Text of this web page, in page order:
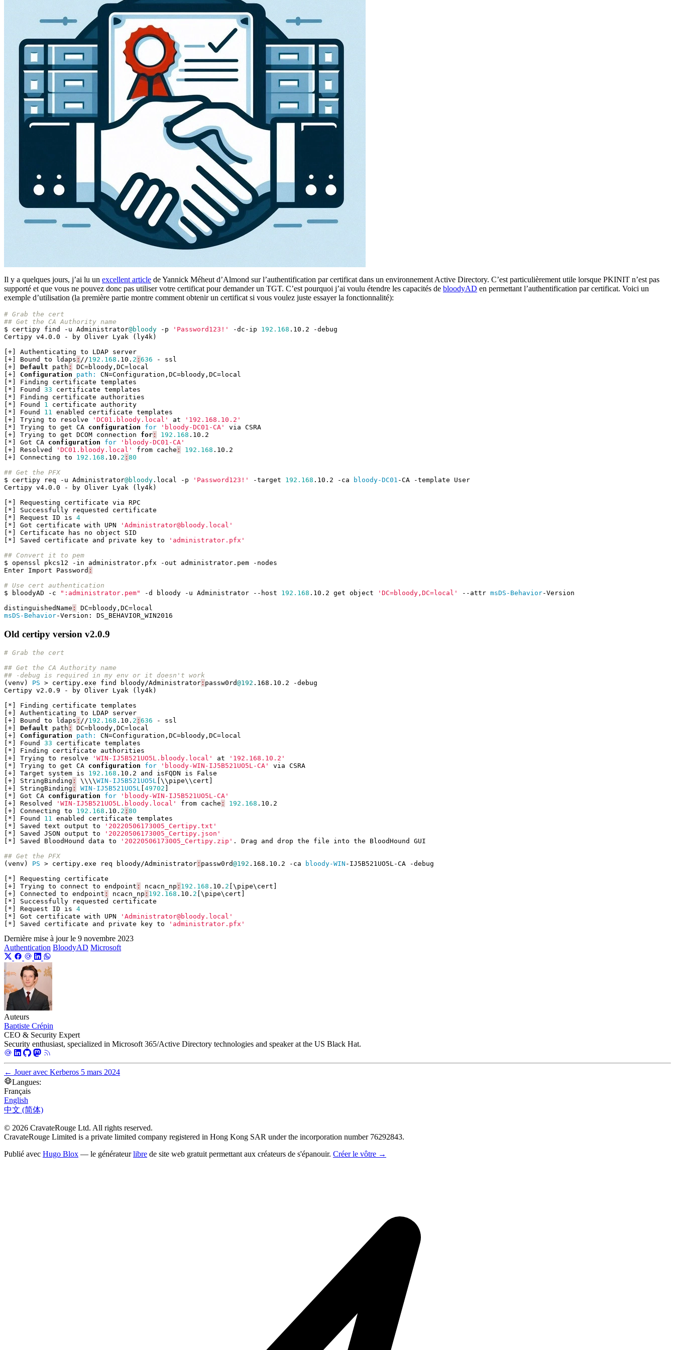
Il y a quelques jours, j’ai lu un excellent article de Yannick Méheut d’Almond sur l’authentification par certificat dans un environnement Active Directory. C’est particulièrement utile lorsque PKINIT n’est pas
supporté et que vous ne pouvez donc pas utiliser votre certificat pour demander un TGT. C’est pourquoi j’ai voulu étendre les capacités de bloodyAD en permettant l’authentification par certificat. Voici un
exemple d’utilisation (la première partie montre comment obtenir un certificat si vous voulez juste essayer la fonctionnalité):
# Grab the cert
## Get the CA Authority name
$
certipy find -u Administrator@bloody -p 'Password123!' -dc-ip 192.168 . 10 . 2
-debug
Certipy v4 . 0 . 0 - by Oliver Lyak ( ly4k )
[+]
Authenticating to LDAP server
[+]
Bound to ldaps : //192.168 . 10 . 2 : 636 -
ssl
[+]
Default path : DC=bloody , DC=local
[+]
Configuration path: CN=Configuration , DC=bloody , DC=local
[*]
Finding certificate templates
[*]
Found 33 certificate templates
[*]
Finding certificate
authorities
[*]
Found 1 certificate
authority
[*]
Found 11 enabled certificate templates
[+]
Trying to resolve 'DC01.bloody.local' at
'192.168.10.2'
[*]
Trying to get CA configuration for 'bloody-DC01-CA' via CSRA
[+]
Trying to get DCOM connection for : 192.168 . 10 . 2
[*]
Got CA configuration for
'bloody-DC01-CA'
[+]
Resolved 'DC01.bloody.local' from cache : 192.168 . 10 . 2
[+]
Connecting to 192.168 . 10 . 2 : 80
## Get the PFX
$
certipy req -u Administrator@bloody . local -p 'Password123!' -target 192.168 . 10 . 2 -ca bloody-DC01 -CA -template
User
Certipy v4 . 0 . 0 - by Oliver Lyak ( ly4k )
[*]
Requesting certificate via RPC
[*]
Successfully requested
certificate
[*]
Request ID is 4
[*]
Got certificate with UPN
'Administrator@bloody.local'
[*]
Certificate has no object
SID
[*]
Saved certificate and private key to
'administrator.pfx'
## Convert it to pem
$ openssl pkcs12 -in administrator . pfx -out administrator . pem
-nodes
Enter Import Password :
# Use cert authentication
$
bloodyAD -c ":administrator.pem" -d bloody -u Administrator - -host 192.168 . 10 . 2 get object 'DC=bloody,DC=local' - -attr msDS-Behavior-Version
distinguishedName : DC=bloody , DC=local
msDS-Behavior-Version: DS_BEHAVIOR_WIN2016
Old certipy version v2.0.9
# Grab the cert
## Get the CA Authority name
## -debug is required in my env or it doesn't work
( venv ) PS > certipy . exe find bloody/Administrator : passw0rd@192 . 168 . 10 . 2
-debug
Certipy v2 . 0 . 9 - by Oliver Lyak ( ly4k)
[*]
Finding certificate templates
[+]
Authenticating to LDAP server
[+]
Bound to ldaps : //192.168 . 10 . 2 : 636 -
ssl
[+]
Default path : DC=bloody , DC=local
[+]
Configuration path: CN=Configuration , DC=bloody , DC=local
[*]
Found 33 certificate templates
[*]
Finding certificate
authorities
[+]
Trying to resolve 'WIN-IJ5B521UO5L.bloody.local' at
'192.168.10.2'
[*]
Trying to get CA configuration for 'bloody-WIN-IJ5B521UO5L-CA' via CSRA
[+]
Target system is 192.168 . 10 . 2 and isFQDN is
False
[+]
StringBinding : \\\\WIN-IJ5B521UO5L [\\ pipe\\ cert
[+]
StringBinding : WIN-IJ5B521UO5L 49702
[*]
Got CA configuration for
'bloody-WIN-IJ5B521UO5L-CA'
[+]
Resolved 'WIN-IJ5B521UO5L.bloody.local' from cache : 192.168 . 10 . 2
[+]
Connecting to 192.168 . 10 . 2 : 80
[*]
Found 11 enabled certificate templates
[*]
Saved text output to
'20220506173005_Certipy.txt'
[*]
Saved JSON output to
'20220506173005_Certipy.json'
[*]
Saved BloodHound data to '20220506173005_Certipy.zip' . Drag and drop the file into the BloodHound
GUI
## Get the PFX
( venv ) PS > certipy . exe req bloody/Administrator : passw0rd@192 . 168 . 10 . 2 -ca bloody-WIN -IJ5B521UO5L-CA
-debug
[*]
Requesting
certificate
[+]
Trying to connect to endpoint : ncacn_np : 192.168 . 10 . 2 [\ pipe\ cert
[+]
Connected to endpoint : ncacn_np : 192.168 . 10 . 2 [\ pipe\ cert
[*]
Successfully requested
certificate
[*]
Request ID is 4
[*]
Got certificate with UPN
'Administrator@bloody.local'
[*]
Saved certificate and private key to 'administrator.pfx'
Dernière mise à jour le 9 novembre 2023
Authentication BloodyAD Microsoft
Auteurs
Baptiste Crépin
CEO & Security Expert
Security enthusiast, specialized in Microsoft 365/Active Directory technologies and speaker at the US Black Hat.
← Jouer avec Kerberos 5 mars 2024
Langues:
Français
English
中文 (简体)
© 2026 CravateRouge Ltd. All rights reserved.
CravateRouge Limited is a private limited company registered in Hong Kong SAR under the incorporation number 76292843.
Publié avec Hugo Blox — le générateurlibre de site web gratuit permettant aux créateurs de s'épanouir. Créer le vôtre →